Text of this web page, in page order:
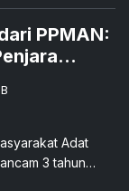
dan Pemda
PPMAN:
Adat
3 tahun